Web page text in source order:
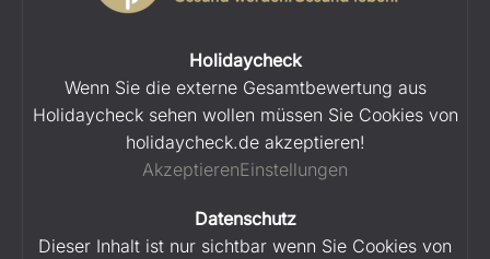
Holidaycheck
Wenn Sie die externe Gesamtbewertung aus
Holidaycheck sehen wollen müssen Sie Cookies von
holidaycheck.de akzeptieren!
AkzeptierenEinstellungen
Datenschutz
Dieser Inhalt ist nur sichtbar wenn Sie Cookies von